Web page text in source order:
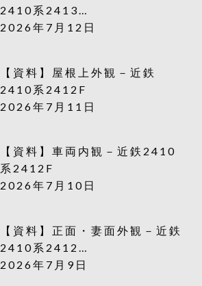
2410系2413…
2026年7月12日
【資料】屋根上外観－近鉄
2410系2412F
2026年7月11日
【資料】車両内観－近鉄2410
系2412F
2026年7月10日
【資料】正面・妻面外観－近鉄
2410系2412…
2026年7月9日